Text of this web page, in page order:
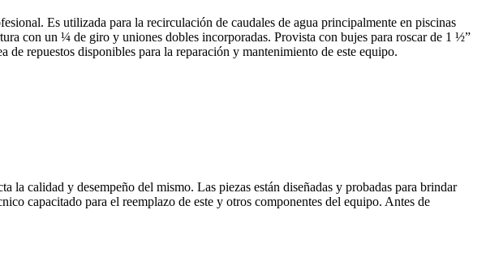
Es utilizada para la recirculación de caudales de agua principalmente en piscinas
con un ¼ de giro y uniones dobles incorporadas. Provista con bujes para roscar de 1 ½”
repuestos disponibles para la reparación y mantenimiento de este equipo.
calidad y desempeño del mismo. Las piezas están diseñadas y probadas para brindar
capacitado para el reemplazo de este y otros componentes del equipo. Antes de